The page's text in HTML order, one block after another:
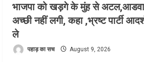
भाजपा को खड़गे के मुंह से
अच्छी नहीं लगी, कहा ,भ्रष्ट पार्टी
ले
पहाड़ का सच August 9, 2026